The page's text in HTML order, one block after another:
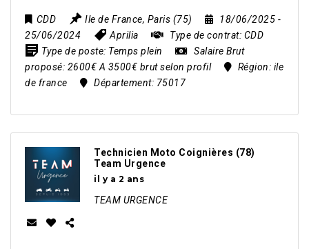
CDD Ile de France, Paris (75) 18/06/2025 -
25/06/2024
Aprilia Type de contrat: CDD
Type de poste: Temps plein
Salaire Brut
proposé: 2600€ A 3500€ brut selon profil Région: ile
de france
Département: 75017
Technicien Moto Coignières (78)
Team Urgence
il y a 2 ans
TEAM URGENCE